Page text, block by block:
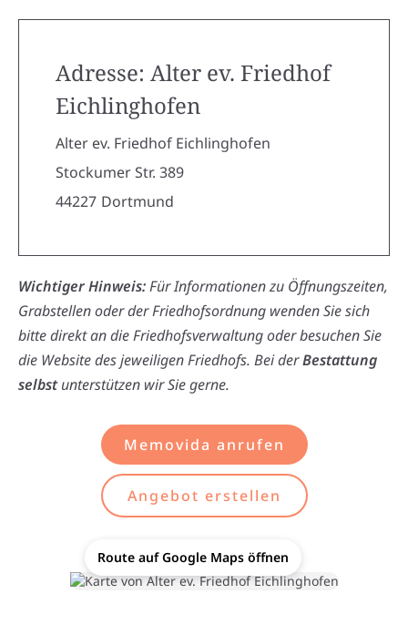
Adresse: Alter ev. Friedhof
Eichlinghofen
Alter ev. Friedhof Eichlinghofen
Stockumer Str. 389
44227 Dortmund
Wichtiger Hinweis:Für Informationen zu Öffnungszeiten,
Grabstellen oder der Friedhofsordnung wenden Sie sich
bitte direkt an die Friedhofsverwaltung oder besuchen Sie
die Website des jeweiligen Friedhofs. Bei derBestattung
selbstunterstützen wir Sie gerne.
Memovida anrufen
Angebot erstellen
Route auf Google Maps öffnen